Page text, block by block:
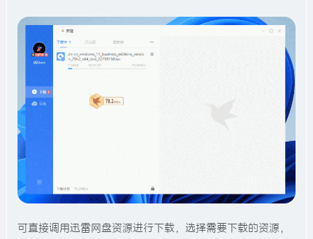
可直接调用迅雷网盘资源进行下载，选择需要下载的资源，